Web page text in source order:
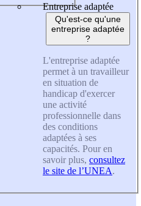
Entreprise adaptée
Qu'est-ce qu'une
entreprise adaptée
?
L'entreprise adaptée
permet à un travailleur
en situation de
handicap d'exercer
une activité
professionnelle dans
des conditions
adaptées à ses
capacités. Pour en
savoir plus, consultez
le site de l’UNEA.